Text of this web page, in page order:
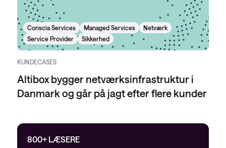
Conscia Services Managed Services
Netværk
Service Provider
Sikkerhed
KUNDECASES
Altibox bygger netværksinfrastruktur i
Danmark og går på jagt efter flere kunder
800+ LÆSERE